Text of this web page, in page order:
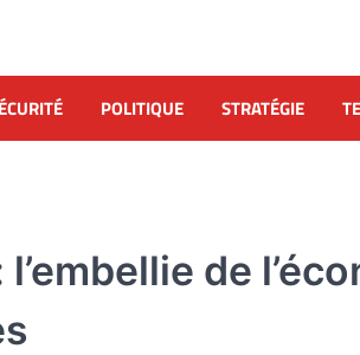
POLITIQUE STRATÉGIE
de